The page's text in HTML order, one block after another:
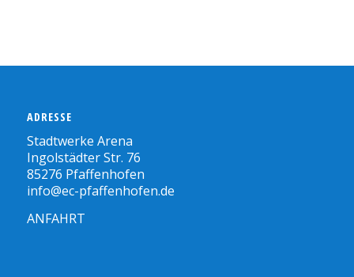
ADRESSE
Stadtwerke Arena
Ingolstädter Str. 76
85276 Pfaffenhofen
info@ec-pfaffenhofen.de
ANFAHRT